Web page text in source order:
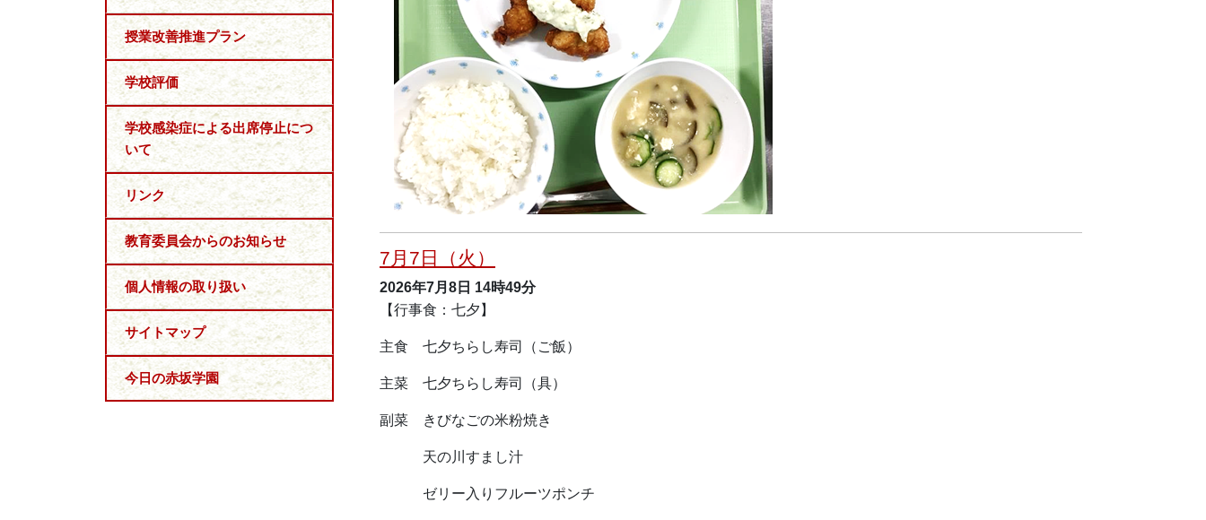
授業改善推進プラン
学校評価
学校感染症による出席停止につ
いて
リンク
教育委員会からのお知らせ
個人情報の取り扱い
サイトマップ
今日の赤坂学園
7月7日（火）
2026年7月8日 14時49分
【行事食：七夕】
主食 七夕ちらし寿司（ご飯）
主菜 七夕ちらし寿司（具）
副菜 きびなごの米粉焼き
天の川すまし汁
ゼリー入りフルーツポンチ